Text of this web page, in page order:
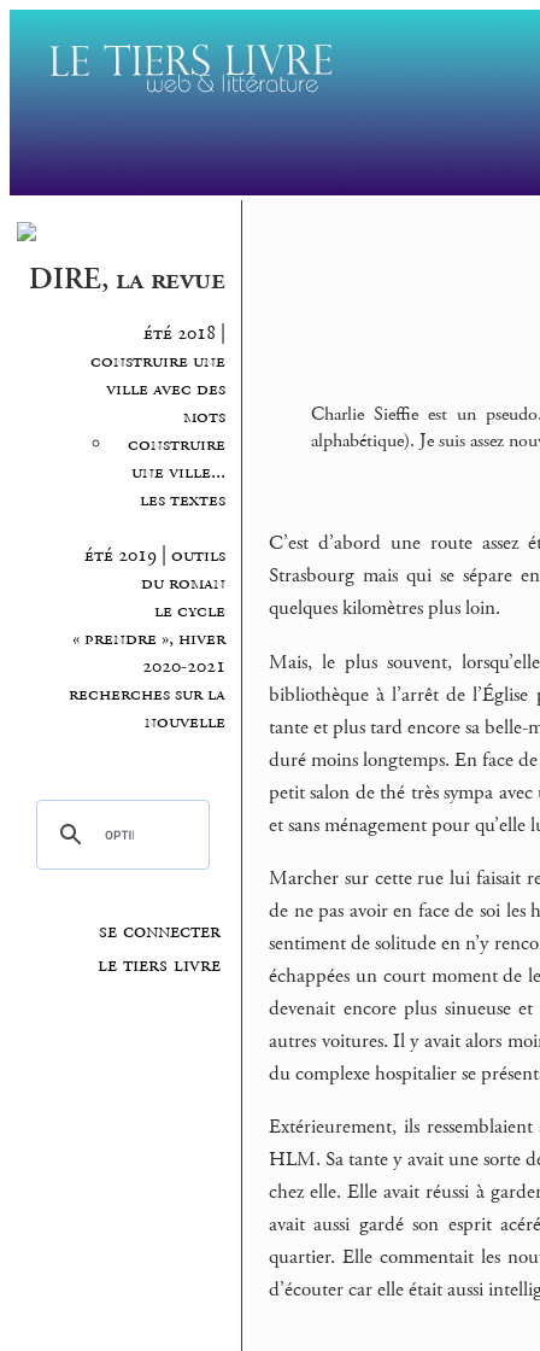
DIRE, la revue
été 2018 |
construire une
ville avec des
mots
construire
une ville...
les textes
été 2019 | outils
du roman
le cycle
« prendre », hiver
2020-2021
recherches sur la
nouvelle
se connecter
le tiers livre
Charlie Sieffie est un
alphabétique). Je suis assez
C’est d’abord une route
Strasbourg mais qui se sépare
quelques kilomètres plus loin.
Mais, le plus souvent,
bibliothèque à l’arrêt de
tante et plus tard encore sa belle-
duré moins longtemps. En face
petit salon de thé très sympa
et sans ménagement pour qu’elle
Marcher sur cette rue lui faisait
de ne pas avoir en face de soi les
sentiment de solitude en n’y
échappées un court moment de
devenait encore plus sinueuse
autres voitures. Il y avait alors
du complexe hospitalier se
Extérieurement, ils
HLM. Sa tante y avait une sorte
chez elle. Elle avait réussi à
avait aussi gardé son esprit
quartier. Elle commentait les
d’écouter car elle était aussi